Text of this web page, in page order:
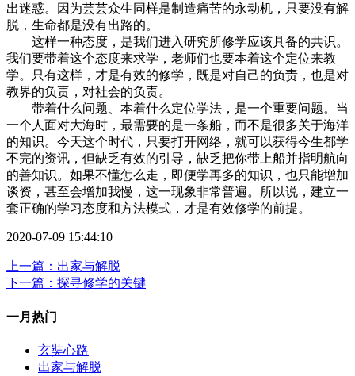
出迷惑。因为芸芸众生同样是制造痛苦的永动机，只要没有解
脱，生命都是没有出路的。
这样一种态度，是我们进入研究所修学应该具备的共识。
我们要带着这个态度来求学，老师们也要本着这个定位来教
学。只有这样，才是有效的修学，既是对自己的负责，也是对
教界的负责，对社会的负责。
带着什么问题、本着什么定位学法，是一个重要问题。当
一个人面对大海时，最需要的是一条船，而不是很多关于海洋
的知识。今天这个时代，只要打开网络，就可以获得今生都学
不完的资讯，但缺乏有效的引导，缺乏把你带上船并指明航向
的善知识。如果不懂怎么走，即便学再多的知识，也只能增加
谈资，甚至会增加我慢，这一现象非常普遍。所以说，建立一
套正确的学习态度和方法模式，才是有效修学的前提。
2020-07-09 15:44:10
上一篇：出家与解脱
下一篇：探寻修学的关键
一月热门
玄奘心路
出家与解脱